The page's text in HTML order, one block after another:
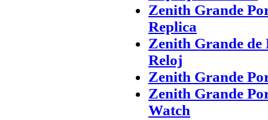
Zenith Grande
Replica
Zenith Grande de
Reloj
Zenith Grande
Zenith Grande
Watch